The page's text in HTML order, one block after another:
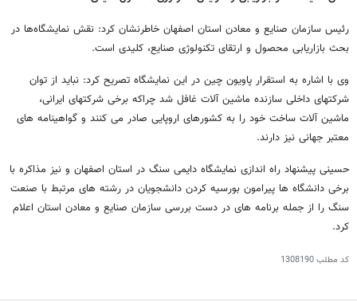
رئیس سازمان صنایع و معادن استان اصفهان خاطرنشان کرد: نقش نمایشگاه‌ها در
بحث بازاریابی محصول و ارتقای تکنولوژی صنایع، کلیدی است.
وی با اشاره به استقرار پاویون چین در این نمایشگاه تصریح کرد: نباید از توان
شرکتهای داخلی سازنده ماشین آلات غافل شد چراکه برخی شرکتهای ایرانی،
ماشین آلات ساخت خود را به کشورهای اروپایی صادر می کنند و گواهینامه های
معتبر جهانی نیز دارند.
حسینی پیشنهاد راه اندازی نمایشگاه دایمی سنگ در استان اصفهان و نیز مذاکره با
برخی دانشگاه ها پیرامون بورسیه کردن دانشجویان در رشته های مرتبط با صنعت
سنگ را از جمله برنامه های در دست بررسی سازمان صنایع و معادن استان اعلام
کرد.
کد مطلب1308190